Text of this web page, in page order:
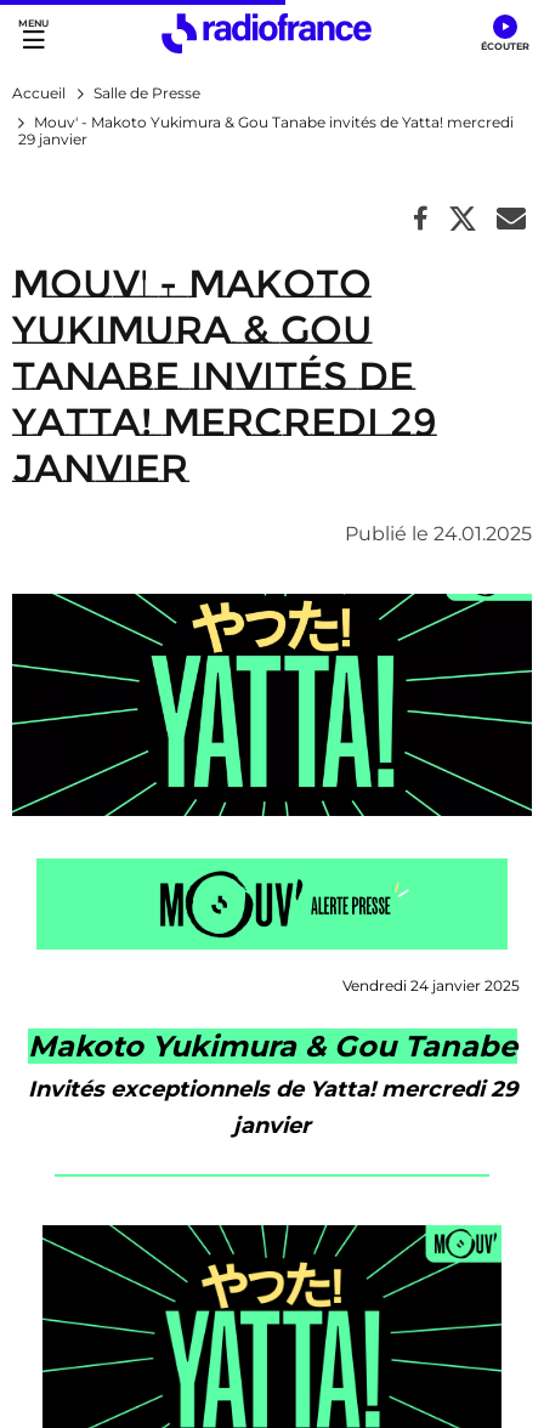
Accès direct :
Menu principal
Contenu
Accueil
Salle de Presse
Mouv' - Makoto Yukimura & Gou Tanabe invités de Yatta! mercredi
29 janvier
Mouv' - Makoto
Yukimura & Gou
Tanabe invités de
Yatta! mercredi 29
janvier
Publié le 24.01.2025
Vendredi 24 janvier 2025
Makoto Yukimura & Gou Tanabe
Invités exceptionnels de Yatta! mercredi 29
janvier